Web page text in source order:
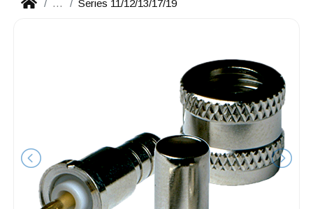
... Series 11/12/13/17/19